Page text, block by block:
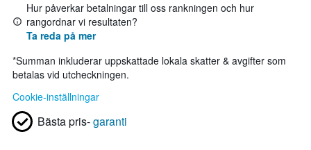
Hur påverkar betalningar till oss rankningen och hur
rangordnar vi resultaten?
Ta reda på mer
*Summan inkluderar uppskattade lokala skatter & avgifter som
betalas vid utcheckningen.
Cookie-inställningar
Bästa pris-garanti